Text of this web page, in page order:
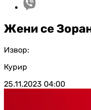
Жени се
Извор:
Курир
25.11.2023 04:00